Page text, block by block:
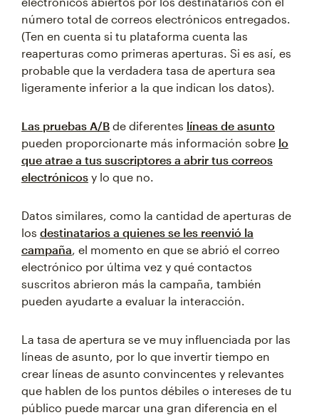
número total de correos electrónicos entregados.
(Ten en cuenta si tu plataforma cuenta las
reaperturas como primeras aperturas. Si es así, es
probable que la verdadera tasa de apertura sea
ligeramente inferior a la que indican los datos).
Las pruebas A/B de diferentes líneas de asunto
pueden proporcionarte más información sobre lo
que atrae a tus suscriptores a abrir tus correos
electrónicos y lo que no.
Datos similares, como la cantidad de aperturas de
los destinatarios a quienes se les reenvió la
campaña, el momento en que se abrió el correo
electrónico por última vez y qué contactos
suscritos abrieron más la campaña, también
pueden ayudarte a evaluar la interacción.
La tasa de apertura se ve muy influenciada por las
líneas de asunto, por lo que invertir tiempo en
crear líneas de asunto convincentes y relevantes
que hablen de los puntos débiles o intereses de tu
público puede marcar una gran diferencia en el